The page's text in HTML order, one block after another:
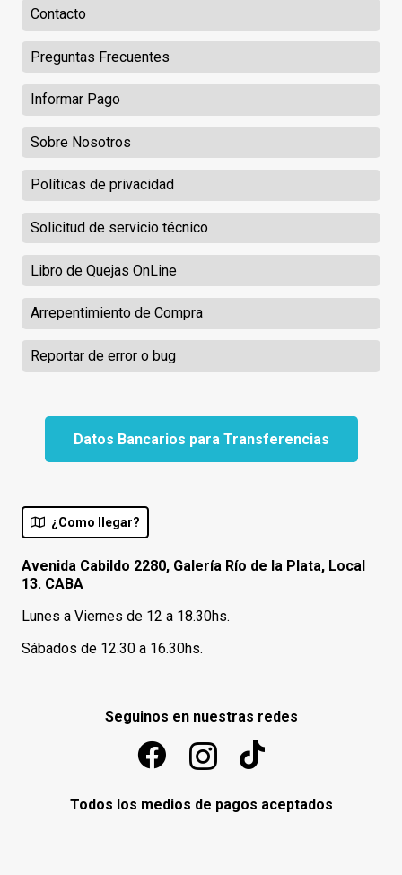
Contacto
Preguntas Frecuentes
Informar Pago
Sobre Nosotros
Políticas de privacidad
Solicitud de servicio técnico
Libro de Quejas OnLine
Arrepentimiento de Compra
Reportar de error o bug
Datos Bancarios para Transferencias
¿Como llegar?
Avenida Cabildo 2280, Galería Río de la Plata, Local
13. CABA
Lunes a Viernes de 12 a 18.30hs.
Sábados de 12.30 a 16.30hs.
Seguinos en nuestras redes
Todos los medios de pagos aceptados